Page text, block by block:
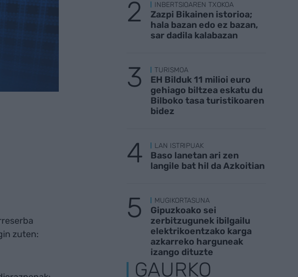
zuten:
INBERTSIOAREN TXOKOA
Zazpi Bikainen istorioa;
hala bazan edo ez bazan,
sar dadila kalabazan
TURISMOA
EH Bilduk 11 milioi euro
gehiago biltzea eskatu du
Bilboko tasa turistikoaren
bidez
LAN ISTRIPUAK
Baso lanetan ari zen
langile bat hil da Azkoitian
MUGIKORTASUNA
Gipuzkoako sei
zerbitzugunek ibilgailu
elektrikoentzako karga
azkarreko harguneak
izango dituzte
GAURKO